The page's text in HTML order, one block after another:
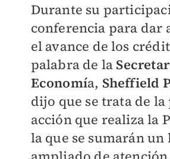
Durante su
conferencia para dar
el avance de los
palabra de la
Economía, Sheffield
dijo que se trata de
acción que realiza la
la que se sumarán